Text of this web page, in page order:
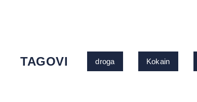
TAGOVI droga Kokain